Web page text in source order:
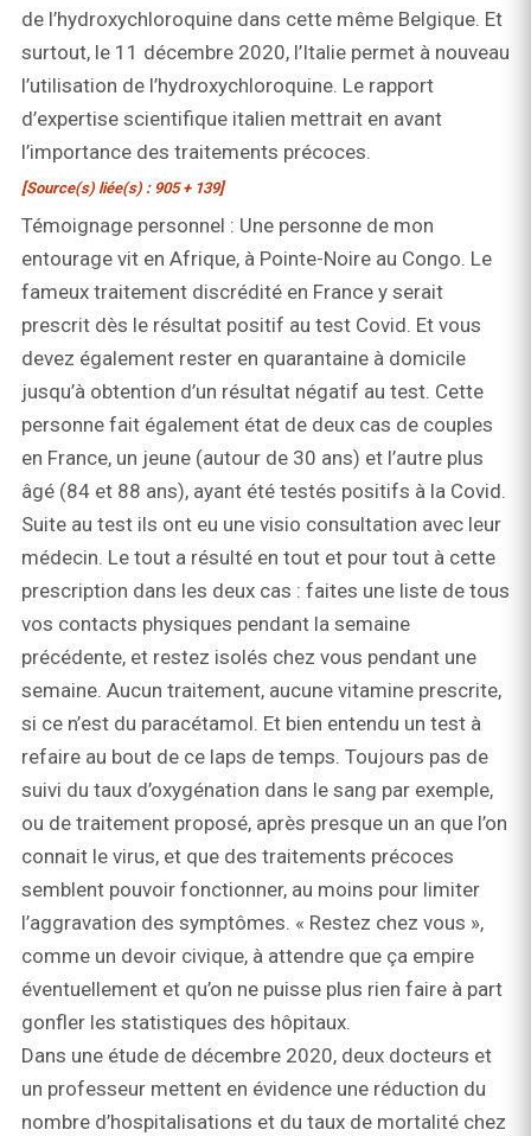
de l’hydroxychloroquine dans cette même Belgique. Et
surtout, le 11 décembre 2020, l’Italie permet à nouveau
l’utilisation de l’hydroxychloroquine. Le rapport
d’expertise scientifique italien mettrait en avant
l’importance des traitements précoces.
[Source(s) liée(s) : 905 + 139]
Témoignage personnel : Une personne de mon
entourage vit en Afrique, à Pointe-Noire au Congo. Le
fameux traitement discrédité en France y serait
prescrit dès le résultat positif au test Covid. Et vous
devez également rester en quarantaine à domicile
jusqu’à obtention d’un résultat négatif au test. Cette
personne fait également état de deux cas de couples
en France, un jeune (autour de 30 ans) et l’autre plus
âgé (84 et 88 ans), ayant été testés positifs à la Covid.
Suite au test ils ont eu une visio consultation avec leur
médecin. Le tout a résulté en tout et pour tout à cette
prescription dans les deux cas : faites une liste de tous
vos contacts physiques pendant la semaine
précédente, et restez isolés chez vous pendant une
semaine. Aucun traitement, aucune vitamine prescrite,
si ce n’est du paracétamol. Et bien entendu un test à
refaire au bout de ce laps de temps. Toujours pas de
suivi du taux d’oxygénation dans le sang par exemple,
ou de traitement proposé, après presque un an que l’on
connait le virus, et que des traitements précoces
semblent pouvoir fonctionner, au moins pour limiter
l’aggravation des symptômes. « Restez chez vous »,
comme un devoir civique, à attendre que ça empire
éventuellement et qu’on ne puisse plus rien faire à part
gonfler les statistiques des hôpitaux.
Dans une étude de décembre 2020, deux docteurs et
un professeur mettent en évidence une réduction du
nombre d’hospitalisations et du taux de mortalité chez